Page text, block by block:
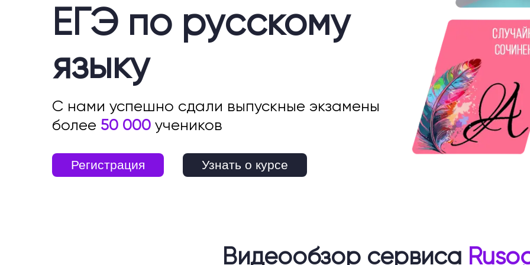
ЕГЭ по русскому
языку
С нами успешно сдали выпускные экзамены
более 50 000 учеников
Регистрация Узнать о курсе
Видеообзор сервиса